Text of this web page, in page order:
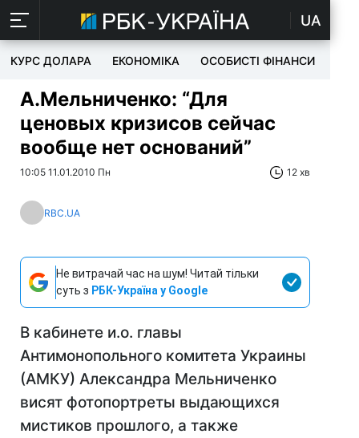
UA
КУРС ДОЛАРА ЕКОНОМІКА ОСОБИСТІ ФІНАНСИ
А.Мельниченко: “Для
ценовых кризисов сейчас
вообще нет оснований”
10:05 11.01.2010 Пн 12 хв
RBC.UA
Не витрачай час на шум! Читай тільки
суть з РБК-Україна у Google
В кабинете и.о. главы
Антимонопольного комитета Украины
(АМКУ) Александра Мельниченко
висят фотопортреты выдающихся
мистиков прошлого, а также